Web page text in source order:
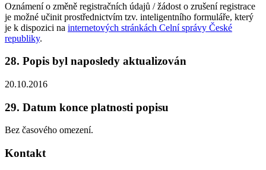
Oznámení o změně registračních údajů / žádost o zrušení registrace
je možné učinit prostřednictvím tzv. inteligentního formuláře, který
je k dispozici na internetových stránkách Celní správy České
republiky.
28. Popis byl naposledy aktualizován
20.10.2016
29. Datum konce platnosti popisu
Bez časového omezení.
Kontakt